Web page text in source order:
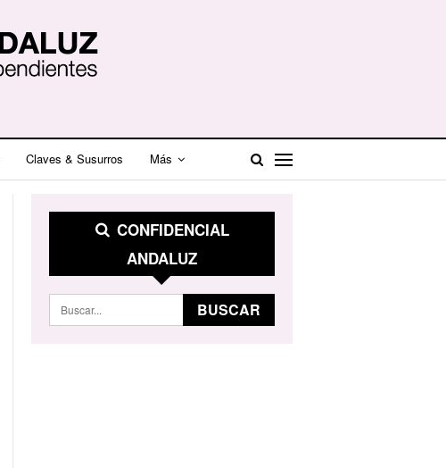
Claves & Susurros Más
CONFIDENCIAL
ANDALUZ